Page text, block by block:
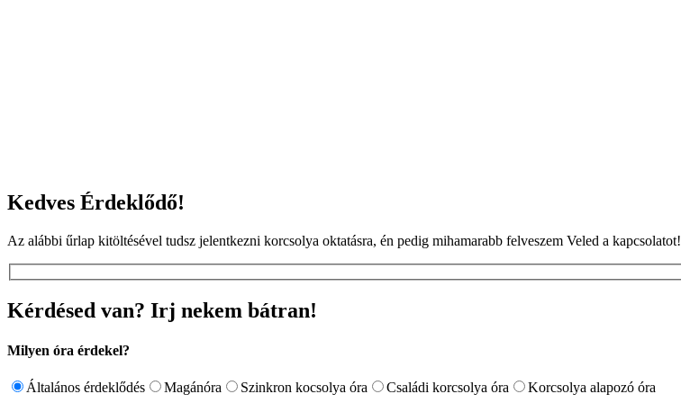
Kedves Érdeklődő!
Az alábbi űrlap kitöltésével tudsz jelentkezni korcsolya oktatásra, én pedig mihamarabb felveszem Veled a kapcsolatot!
Kérdésed van? Irj nekem bátran!
Milyen óra érdekel?
Általános érdeklődés Magánóra Szinkron kocsolya óra Családi korcsolya óra Korcsolya alapozó óra